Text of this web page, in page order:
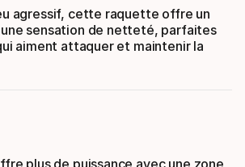
agressif, cette raquette offre un
sensation de netteté, parfaites
aiment attaquer et maintenir la